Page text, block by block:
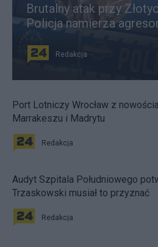
Brutalny atak przy
Policja namierza
Redakcja
Port Lotniczy Wrocław z
Marrakeszu i Madrytu
Redakcja
Audyt Szpitala Południowego
Trzaskowski musiał to przyznać
Redakcja